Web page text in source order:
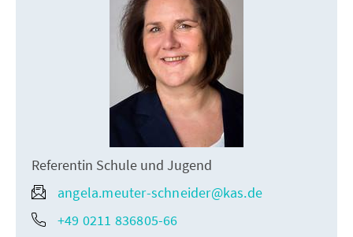
Referentin Schule und Jugend
angela.meuter-schneider@kas.de
+49 0211 836805-66